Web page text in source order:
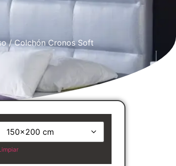
/ Colchón Cronos Soft